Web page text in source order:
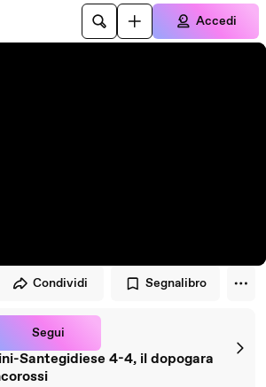
Accedi
Condividi Segnalibro
Segui
Santegidiese 4-4, il dopogara